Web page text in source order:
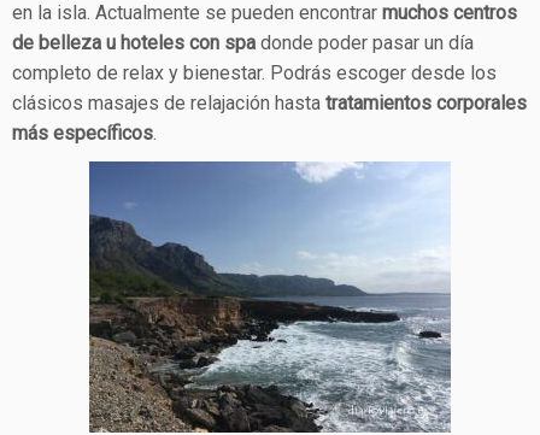
en la isla. Actualmente se pueden encontrar muchos centros
de belleza u hoteles con spa donde poder pasar un día
completo de relax y bienestar. Podrás escoger desde los
clásicos masajes de relajación hasta tratamientos corporales
más específicos.